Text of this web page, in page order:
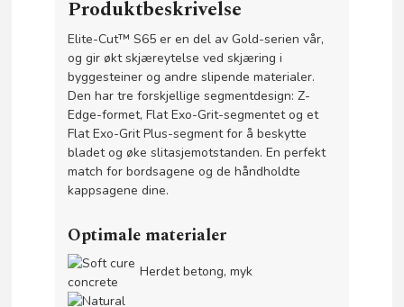
Produktbeskrivelse
Elite-Cut™ S65 er en del av Gold-serien vår,
og gir økt skjæreytelse ved skjæring i
byggesteiner og andre slipende materialer.
Den har tre forskjellige segmentdesign: Z-
Edge-formet, Flat Exo-Grit-segmentet og et
Flat Exo-Grit Plus-segment for å beskytte
bladet og øke slitasjemotstanden. En perfekt
match for bordsagene og de håndholdte
kappsagene dine.
Optimale materialer
Herdet betong, myk